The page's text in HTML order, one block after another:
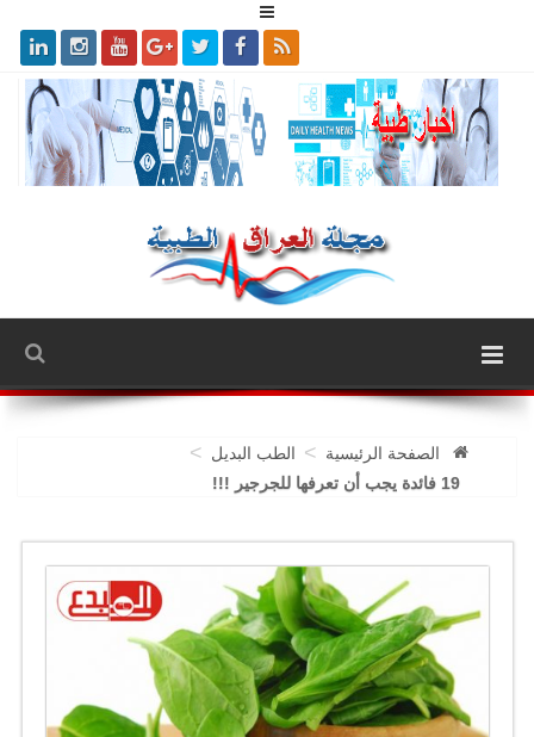
الصفحة الرئيسية > الطب البديل >
19 فائدة يجب أن تعرفها للجرجير !!!